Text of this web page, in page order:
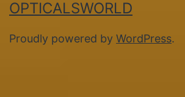
OPTICALSWORLD
Proudly powered by WordPress.